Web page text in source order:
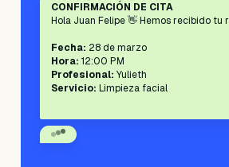
CONFIRMACIÓN DE CITA
Hola Juan Felipe 👋 Hemos recibido tu
Fecha: 28 de marzo
Hora: 12:00 PM
Profesional: Yulieth
Servicio: Limpieza facial